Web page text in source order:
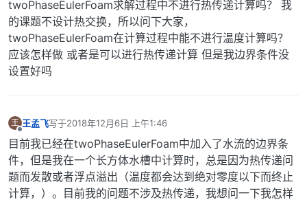
twoPhaseEulerFoam求解过程中不进行热传递计算吗？ 我
的课题不设计热交换，所以问下大家，
twoPhaseEulerFoam在计算过程中能不进行温度计算吗？
应该怎样做 或者是可以进行热传递计算 但是我边界条件没
设置好吗
王
离线
王孟飞写于2018年12月6日 上午1:46
最后由 编辑
目前我已经在twoPhaseEulerFoam中加入了水流的边界条
件，但是我在一个长方体水槽中计算时，总是因为热传递问
题而发散或者浮点溢出（温度都会达到绝对零度以下而终止
计算，）。目前我的问题不涉及热传递，我想问一下我怎样